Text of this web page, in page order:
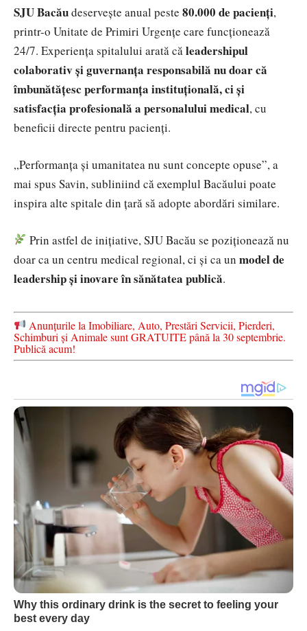
SJU Bacăudeservește anual peste 80.000 de pacienți,
printr-o Unitate de Primiri Urgențe care funcționează
24/7. Experiența spitalului arată că leadershipul
colaborativ și guvernanța responsabilă nu doar că
îmbunătățesc performanța instituțională, ci și
satisfacția profesională a personalului medical, cu
beneficii directe pentru pacienți.
„Performanța și umanitatea nu sunt concepte opuse”, a
mai spus Savin, subliniind că exemplul Bacăului poate
inspira alte spitale din țară să adopte abordări similare.
Prin astfel de inițiative, SJU Bacău se poziționează nu
doar ca un centru medical regional, ci și ca un model de
leadership și inovare în sănătatea publică.
Anunțurile la Imobiliare, Auto, Prestări Servicii, Pierderi,
Schimburi și Animale sunt GRATUITE până la 30 septembrie.
Publică acum!